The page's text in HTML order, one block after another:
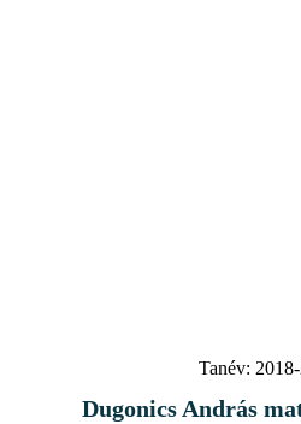
Tanév:
Dugonics András